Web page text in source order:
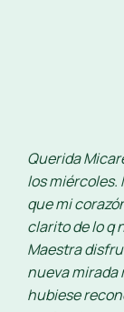
Querida
los miércoles.
que mi
clarito de lo q
Maestra
nueva mirada
hubiese